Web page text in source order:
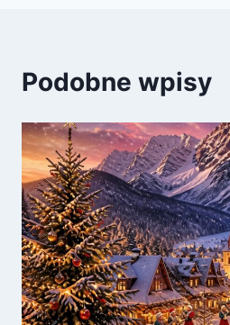
Podobne wpisy